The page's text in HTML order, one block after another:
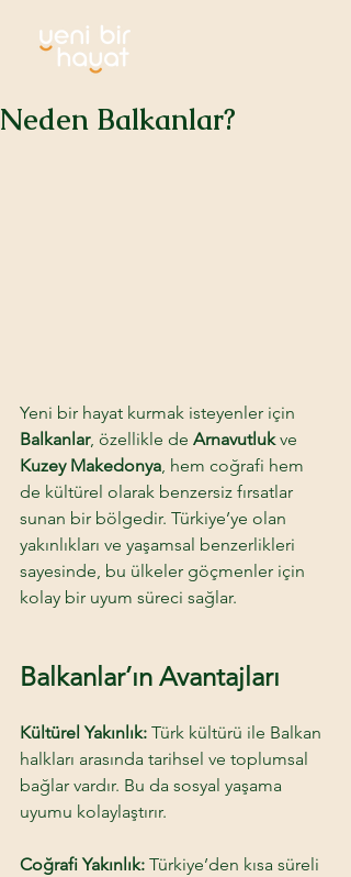
Neden Balkanlar?
Yeni bir hayat kurmak isteyenler için
Balkanlar, özellikle de Arnavutluk ve
Kuzey Makedonya, hem coğrafi hem
de kültürel olarak benzersiz fırsatlar
sunan bir bölgedir. Türkiye’ye olan
yakınlıkları ve yaşamsal benzerlikleri
sayesinde, bu ülkeler göçmenler için
kolay bir uyum süreci sağlar.
Balkanlar’ın Avantajları
Kültürel Yakınlık: Türk kültürü ile Balkan
halkları arasında tarihsel ve toplumsal
bağlar vardır. Bu da sosyal yaşama
uyumu kolaylaştırır.
Coğrafi Yakınlık: Türkiye’den kısa süreli